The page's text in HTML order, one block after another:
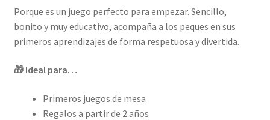
Porque es un juego perfecto para empezar. Sencillo,
bonito y muy educativo, acompaña a los peques en sus
primeros aprendizajes de forma respetuosa y divertida.
🎁 Ideal para…
Primeros juegos de mesa
Regalos a partir de 2 años